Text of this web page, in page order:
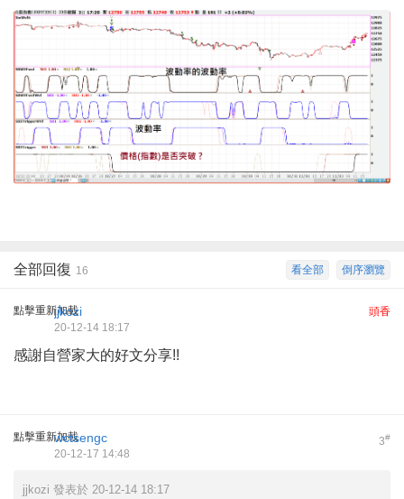
倒序瀏覽
看全部
全部回復 16
點擊重新加載 頭香
jjkozi
20-12-14 18:17
感謝自營家大的好文分享!!
點擊重新加載 3#
wctsengc
20-12-17 14:48
jjkozi 發表於 20-12-14 18:17